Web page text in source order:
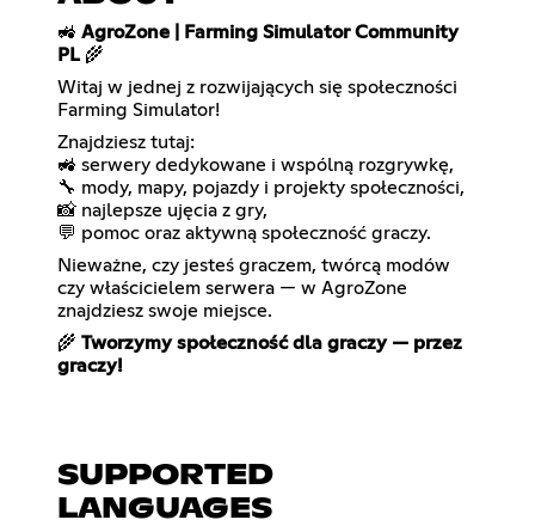
🚜 AgroZone | Farming Simulator Community
PL🌾
Witaj w jednej z rozwijających się społeczności
Farming Simulator!
Znajdziesz tutaj:
🚜 serwery dedykowane i wspólną rozgrywkę,
🔧 mody, mapy, pojazdy i projekty społeczności,
📸 najlepsze ujęcia z gry,
💬 pomoc oraz aktywną społeczność graczy.
Nieważne, czy jesteś graczem, twórcą modów
czy właścicielem serwera — w AgroZone
znajdziesz swoje miejsce.
🌾 Tworzymy społeczność dla graczy — przez
graczy!
SUPPORTED
LANGUAGES